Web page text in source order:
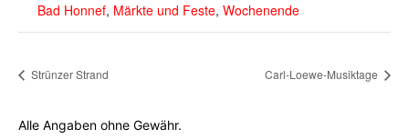
Bad Honnef, Märkte und Feste, Wochenende
Strünzer Strand Carl-Loewe-Musiktage
Alle Angaben ohne Gewähr.